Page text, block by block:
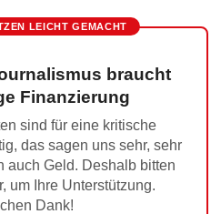
LEICHT GEMACHT
braucht
Finanzierung
sind für eine kritische
das sagen uns sehr, sehr
auch Geld. Deshalb bitten
um Ihre Unterstützung.
Dank!